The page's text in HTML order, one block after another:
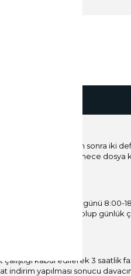
önce ve öğleden sonra iki
halde Mahkemece dosya
haftanın 6 günü 8:00-
anlaşılmış olup günlük
yapılmıştır.”
kabul edilerek 3 saatlik
indirim yapılması sonucu